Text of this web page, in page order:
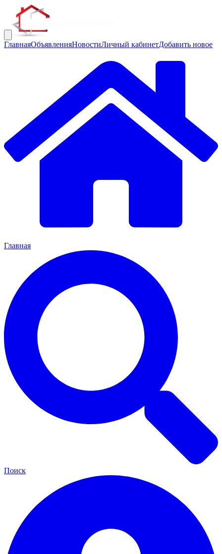
ГлавнаяОбъявленияНовостиЛичный кабинетДобавить новое
Главная
Поиск